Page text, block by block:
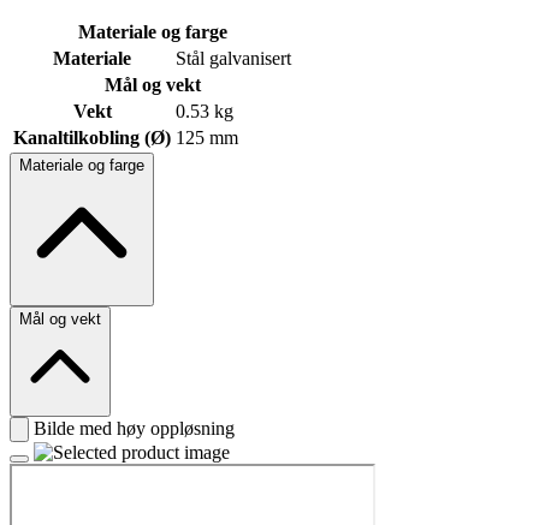
Materiale og farge
Materiale
Stål galvanisert
Mål og vekt
Vekt
0.53 kg
Kanaltilkobling (Ø) 125 mm
Materiale og farge
Mål og vekt
Bilde med høy oppløsning